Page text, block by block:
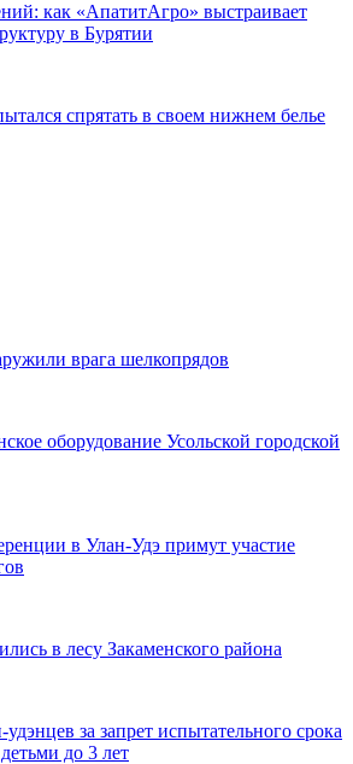
как «АпатитАгро» выстраивает
в Бурятии
спрятать в своем нижнем белье
врага шелкопрядов
оборудование Усольской городской
в Улан-Удэ примут участие
в лесу Закаменского района
за запрет испытательного срока
до 3 лет